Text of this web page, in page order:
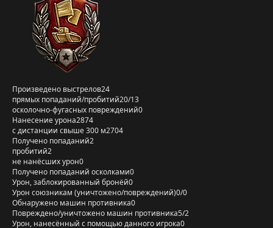
Произведено выстрелов24
прямых попаданий/пробитий20/13
осколочно-фугасных повреждений0
Нанесение урона2874
с дистанции свыше 300 м2704
Получено попаданий2
пробитий2
не нанёсших урон0
Получено попаданий осколками0
Урон, заблокированный бронёй0
Урон союзникам (уничтожено/повреждений)0/0
Обнаружено машин противника0
Повреждено/уничтожено машин противника5/2
Урон, нанесённый с помощью данного игрока0